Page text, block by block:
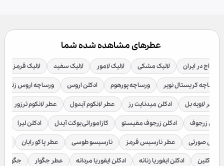
عطرهای مشاهده شده شما
آمواج در ایران لالیک مشکی لالیک لامور لالیک سفید لالیک قرمز
ورساچه کریستال نویر ورساچه پورهوم ادکلن اروس ورساچه اروس زنانه
عطر لاویه بل ادکلن میدنایت رز عطر لانکوم آیدول عطر لانکوم ترزور
ادکلن زرجوف ادکلن زرجوف مفیستو کازاموراتی بوکت آیدل ادکلن لیرا
صورتی عطر نارسیس قرمز نارسیسو طوسی عطر پاکو رابان
کلین ادکلن ایفوریا زنانه ادکلن ایفوریا مردانه عطر جگوار جگوار